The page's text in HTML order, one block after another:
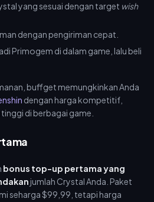
yang sesuai dengan target wish
dengan pengiriman cepat.
Primogem di dalam game, lalu beli
buffget memungkinkan Anda
dengan harga kompetitif,
di berbagai game.
bonus top-up pertama yang
jumlah Crystal Anda. Paket
seharga $99,99, tetapi harga